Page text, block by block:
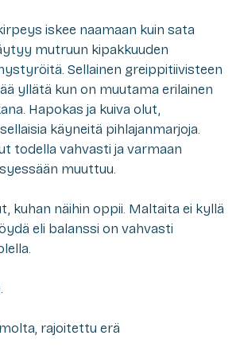
iskee naamaan kuin sata
mutruun kipakkuuden
Sellainen greippitiivisteen
yllätä kun on muutama erilainen
Hapokas ja kuiva olut,
käyneitä pihlajanmarjoja.
todella vahvasti ja varmaan
muuttuu.
kuhan näihin oppii. Maltaita ei kyllä
eli balanssi on vahvasti
rajoitettu erä